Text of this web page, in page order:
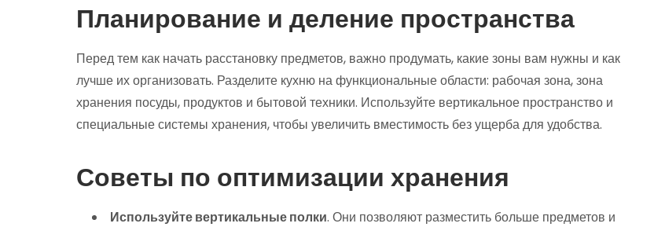
Планирование и деление пространства
Перед тем как начать расстановку предметов, важно продумать, какие зоны вам нужны и как
лучше их организовать. Разделите кухню на функциональные области: рабочая зона, зона
хранения посуды, продуктов и бытовой техники. Используйте вертикальное пространство и
специальные системы хранения, чтобы увеличить вместимость без ущерба для удобства.
Советы по оптимизации хранения
Используйте вертикальные полки. Они позволяют разместить больше предметов и